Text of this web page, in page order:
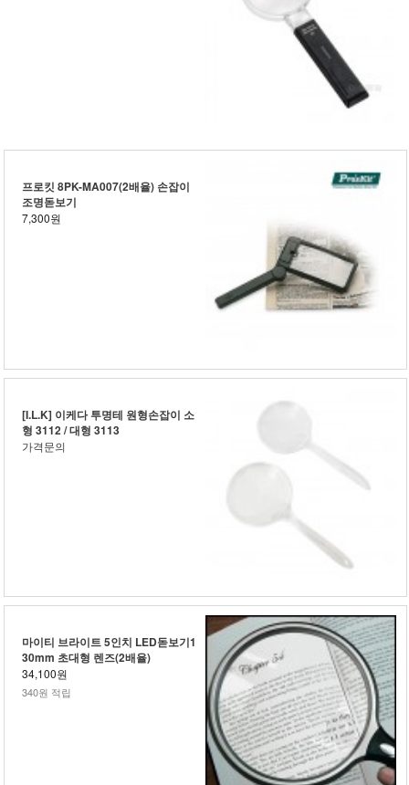
프로킷 8PK-MA007(2배율) 손잡이
조명돋보기
7,300원
[I.L.K] 이케다 투명테 원형손잡이 소
형 3112 / 대형 3113
가격문의
마이티 브라이트 5인치 LED돋보기1
30mm 초대형 렌즈(2배율)
34,100원
340원 적립